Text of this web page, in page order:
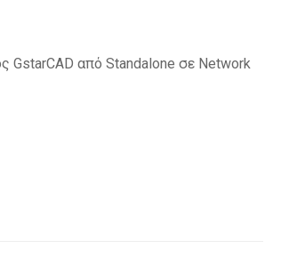
GstarCAD από Standalone σε Network